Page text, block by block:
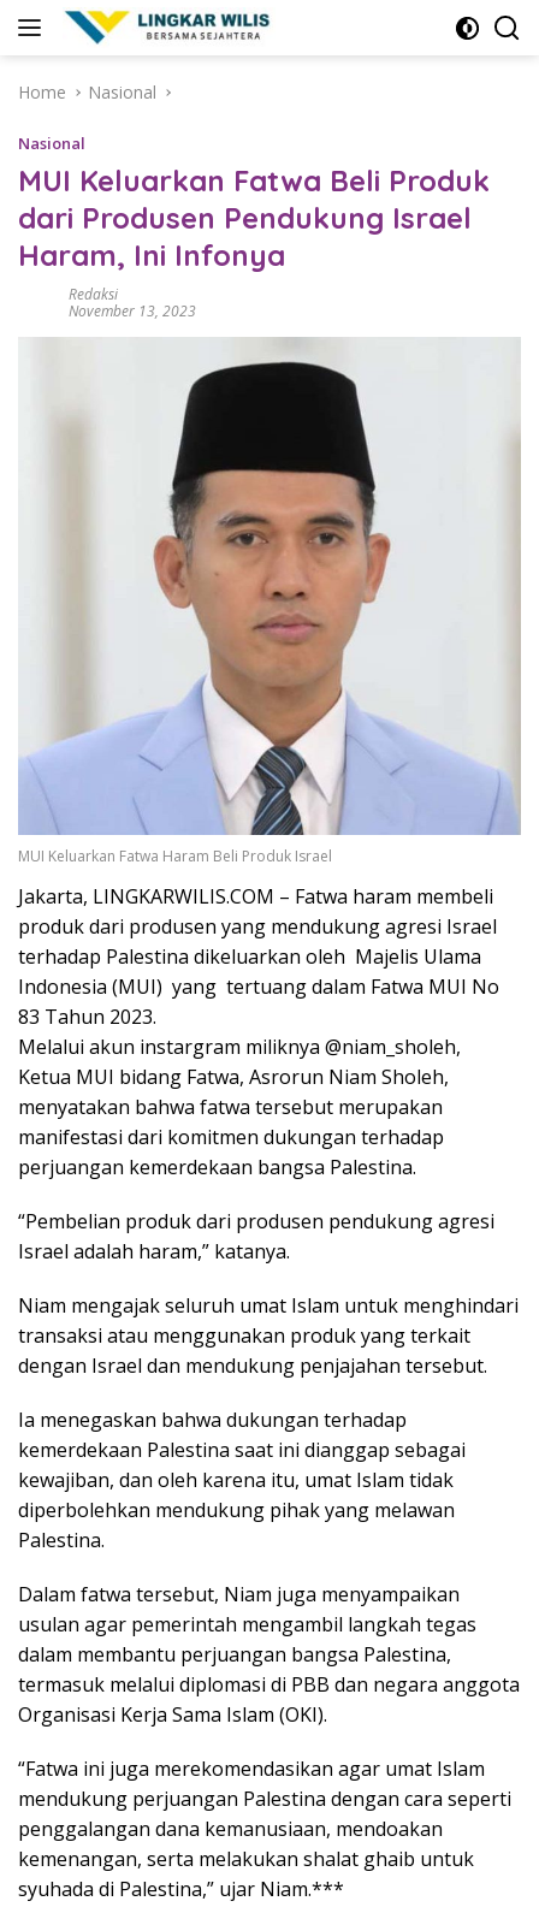
Home
Nasional
Nasional
MUI Keluarkan Fatwa Beli Produk
dari Produsen Pendukung Israel
Haram, Ini Infonya
Redaksi
November 13, 2023
MUI Keluarkan Fatwa Haram Beli Produk Israel
Jakarta, LINGKARWILIS.COM – Fatwa haram membeli
produk dari produsen yang mendukung agresi Israel
terhadap Palestina dikeluarkan oleh Majelis Ulama
Indonesia (MUI) yang tertuang dalam Fatwa MUI No
83 Tahun 2023.
Melalui akun instargram miliknya @niam_sholeh,
Ketua MUI bidang Fatwa, Asrorun Niam Sholeh,
menyatakan bahwa fatwa tersebut merupakan
manifestasi dari komitmen dukungan terhadap
perjuangan kemerdekaan bangsa Palestina.
“Pembelian produk dari produsen pendukung agresi
Israel adalah haram,” katanya.
Niam mengajak seluruh umat Islam untuk menghindari
transaksi atau menggunakan produk yang terkait
dengan Israel dan mendukung penjajahan tersebut.
Ia menegaskan bahwa dukungan terhadap
kemerdekaan Palestina saat ini dianggap sebagai
kewajiban, dan oleh karena itu, umat Islam tidak
diperbolehkan mendukung pihak yang melawan
Palestina.
Dalam fatwa tersebut, Niam juga menyampaikan
usulan agar pemerintah mengambil langkah tegas
dalam membantu perjuangan bangsa Palestina,
termasuk melalui diplomasi di PBB dan negara anggota
Organisasi Kerja Sama Islam (OKI).
“Fatwa ini juga merekomendasikan agar umat Islam
mendukung perjuangan Palestina dengan cara seperti
penggalangan dana kemanusiaan, mendoakan
kemenangan, serta melakukan shalat ghaib untuk
syuhada di Palestina,” ujar Niam.***